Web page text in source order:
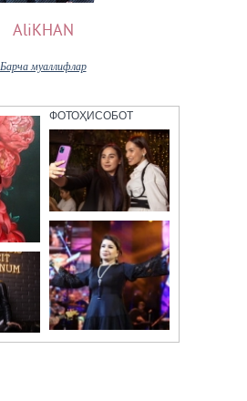
AliKHAN
Барча муаллифлар
ФОТОҲИСОБОТ